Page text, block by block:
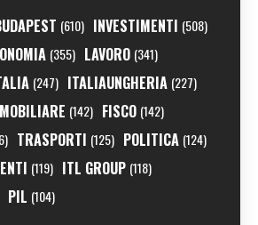
(610) INVESTIMENTI (508)
(355) LAVORO (341)
(247) ITALIAUNGHERIA (227)
(142) FISCO (142)
TRASPORTI (125) POLITICA (124)
(119) ITL GROUP (118)
PIL (104)